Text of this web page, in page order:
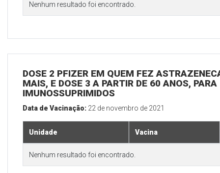
Nenhum resultado foi encontrado.
DOSE 2 PFIZER EM QUEM FEZ
MAIS, E DOSE 3 A PARTIR DE 60 ANOS,
IMUNOSSUPRIMIDOS
Data de Vacinação: 22 de novembro de 2021
Unidade Vacina
Nenhum resultado foi encontrado.